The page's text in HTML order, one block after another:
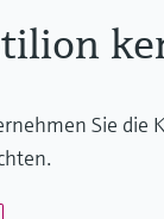
Sie die